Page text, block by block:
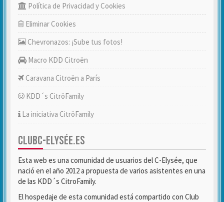
Política de Privacidad y Cookies
Eliminar Cookies
Chevronazos: ¡Sube tus fotos!
Macro KDD Citroën
Caravana Citroën a París
KDD´s CitröFamily
La iniciativa CitröFamily
CLUBC-ELYSÉE.ES
Esta web es una comunidad de usuarios del C-Elysée, que
nació en el año 2012 a propuesta de varios asistentes en una
de las KDD´s CitroFamily.
El hospedaje de esta comunidad está compartido con Club